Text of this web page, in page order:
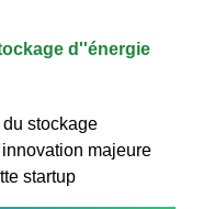
d''énergie
stockage
majeure
startup